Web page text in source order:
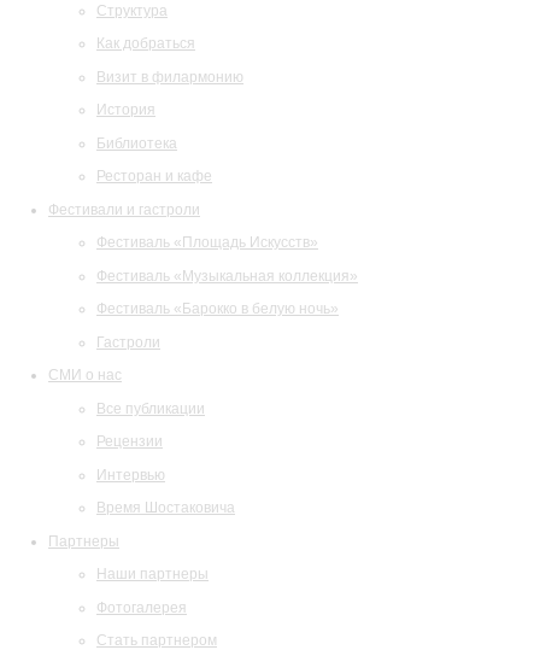
Структура
Как добраться
Визит в филармонию
История
Библиотека
Ресторан и кафе
Фестивали и гастроли
Фестиваль «Площадь Искусств»
Фестиваль «Музыкальная коллекция»
Фестиваль «Барокко в белую ночь»
Гастроли
СМИ о нас
Все публикации
Рецензии
Интервью
Время Шостаковича
Партнеры
Наши партнеры
Фотогалерея
Стать партнером